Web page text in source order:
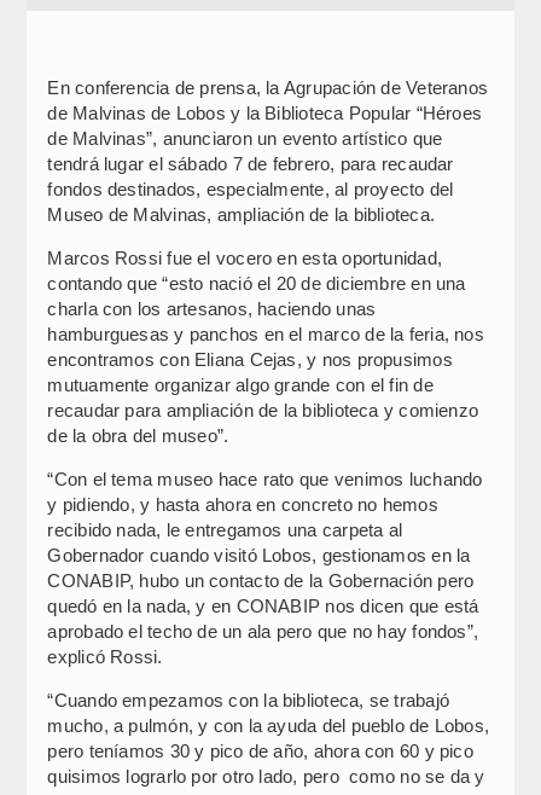
En conferencia de prensa, la Agrupación de Veteranos
de Malvinas de Lobos y la Biblioteca Popular “Héroes
de Malvinas”, anunciaron un evento artístico que
tendrá lugar el sábado 7 de febrero, para recaudar
fondos destinados, especialmente, al proyecto del
Museo de Malvinas, ampliación de la biblioteca.
Marcos Rossi fue el vocero en esta oportunidad,
contando que “esto nació el 20 de diciembre en una
charla con los artesanos, haciendo unas
hamburguesas y panchos en el marco de la feria, nos
encontramos con Eliana Cejas, y nos propusimos
mutuamente organizar algo grande con el fin de
recaudar para ampliación de la biblioteca y comienzo
de la obra del museo”.
“Con el tema museo hace rato que venimos luchando
y pidiendo, y hasta ahora en concreto no hemos
recibido nada, le entregamos una carpeta al
Gobernador cuando visitó Lobos, gestionamos en la
CONABIP, hubo un contacto de la Gobernación pero
quedó en la nada, y en CONABIP nos dicen que está
aprobado el techo de un ala pero que no hay fondos”,
explicó Rossi.
“Cuando empezamos con la biblioteca, se trabajó
mucho, a pulmón, y con la ayuda del pueblo de Lobos,
pero teníamos 30 y pico de año, ahora con 60 y pico
quisimos lograrlo por otro lado, pero como no se da y